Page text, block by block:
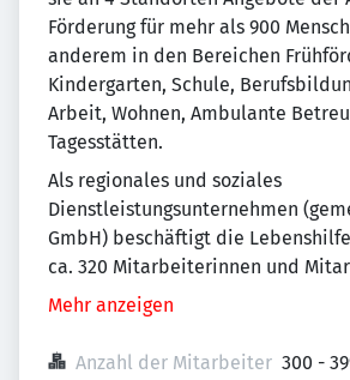
Förderung für mehr als 900
anderem in den Bereichen
Kindergarten, Schule,
Arbeit, Wohnen, Ambulante
Tagesstätten.
Als regionales und soziales
Dienstleistungsunternehmen
GmbH) beschäftigt die
ca. 320 Mitarbeiterinnen und
Mehr anzeigen
Anzahl der Mitarbeiter 300 -